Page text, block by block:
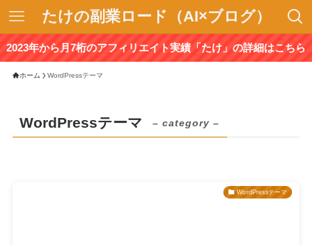
たけの副業ロード（AI×ブログ）
2023年から月7桁のアフィリエイト実績「たけ」の詳細はこちら
ホーム WordPressテーマ
WordPressテーマ – category –
WordPressテーマ